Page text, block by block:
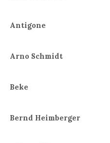
Antigone
Arno Schmidt
Beke
Bernd Heimberger